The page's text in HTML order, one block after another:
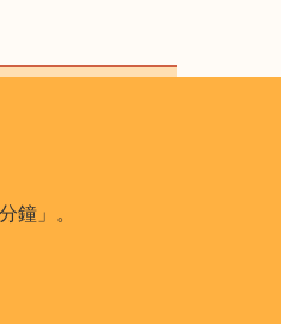
鐘」。